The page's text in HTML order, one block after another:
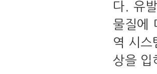
다. 유
물질에
역 시스
상을 입